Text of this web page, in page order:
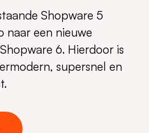
Shopware 5
naar een nieuwe
6. Hierdoor is
supersnel en